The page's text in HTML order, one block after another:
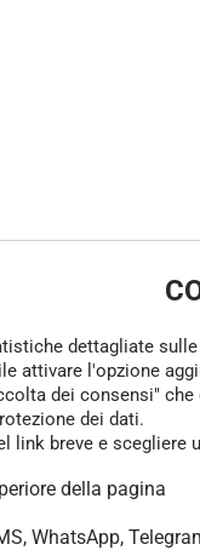
dettagliate
attivare l'opzione
dei consensi"
dei dati.
link breve e
della pagina
WhatsApp,